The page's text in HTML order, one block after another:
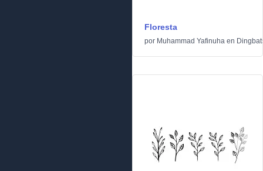
Floresta
por Muhammad Yafinuha en